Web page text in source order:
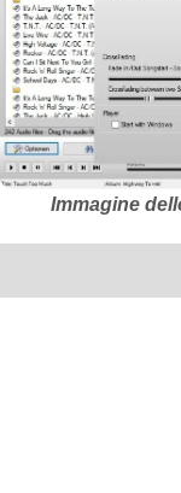
Immagine